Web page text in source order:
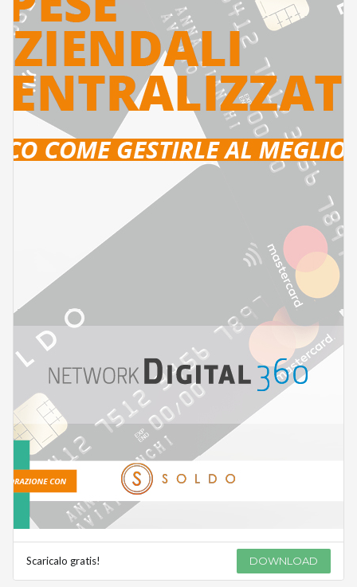
Scaricalo gratis! DOWNLOAD